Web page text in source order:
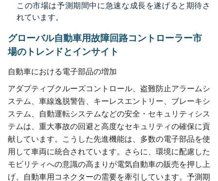
この市場は予測期間中に急速な成長を遂げると期待さ
れています。
グローバル自動車用故障回路コントローラー市
場のトレンドとインサイト
自動車における電子部品の増加
アダプティブクルーズコントロール、盗難防止アラームシ
ステム、車線逸脱警告、キーレスエントリー、ブレーキシ
ステム、自動運転システムなどの安全・セキュリティシス
テムは、重大事故の回避と高度なセキュリティの確保に貢
献しています。こうした先進機能は、多数の電子部品を使
用して車両に統合されています。さらに、環境に配慮した
モビリティへの意識の高まりが電気自動車の販売を押し上
げ、自動車用コネクターの需要を牽引しています。予測期